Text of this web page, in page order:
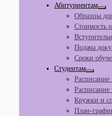
Абитуриентам
Образцы
Стоимость
Подача
Сроки
Студентам
Расписание
Расписание
Кружки и
План-